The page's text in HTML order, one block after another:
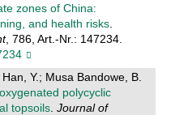
zones of China:
and health risks.
, 786, Art.-Nr.: 147234.
Y.; Musa Bandowe, B.
polycyclic
topsoils. Journal of